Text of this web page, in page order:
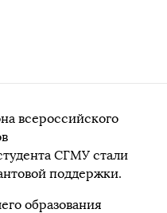
всероссийского
СГМУ стали
поддержки.
образования